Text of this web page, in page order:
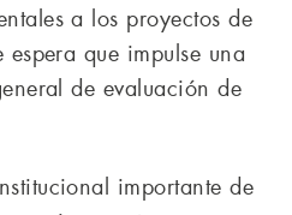
a los proyectos de
espera que impulse una
de evaluación de
importante de